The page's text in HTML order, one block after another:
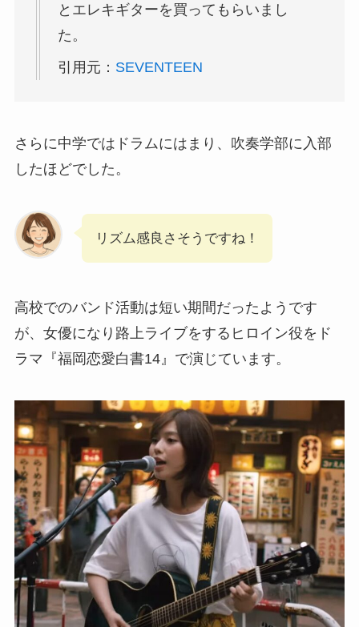
とエレキギターを買ってもらいまし
た。
引用元： SEVENTEEN
さらに中学ではドラムにはまり、吹奏学部に入部
したほどでした。
リズム感良さそうですね！
高校でのバンド活動は短い期間だったようです
が、女優になり路上ライブをするヒロイン役をド
ラマ『福岡恋愛白書14』で演じています。